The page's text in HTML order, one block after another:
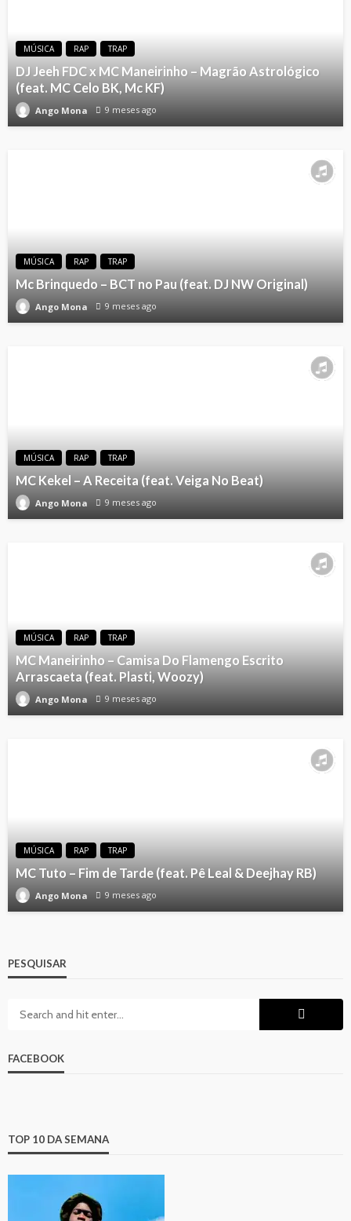
MÚSICA RAP TRAP
DJ Jeeh FDC x MC Maneirinho – Magrão Astrológico
(feat. MC Celo BK, Mc KF)
Ango Mona 9 meses ago
MÚSICA RAP TRAP
Mc Brinquedo – BCT no Pau (feat. DJ NW Original)
Ango Mona 9 meses ago
MÚSICA RAP TRAP
MC Kekel – A Receita (feat. Veiga No Beat)
Ango Mona 9 meses ago
MÚSICA RAP TRAP
MC Maneirinho – Camisa Do Flamengo Escrito
Arrascaeta (feat. Plasti, Woozy)
Ango Mona 9 meses ago
MÚSICA RAP TRAP
MC Tuto – Fim de Tarde (feat. Pê Leal & Deejhay RB)
Ango Mona 9 meses ago
PESQUISAR
FACEBOOK
TOP 10 DA SEMANA